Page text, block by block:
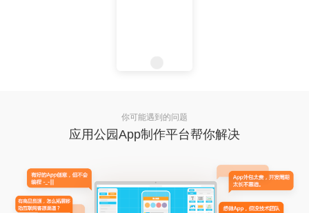
你可能遇到的问题
应用公园App制作平台帮你解决